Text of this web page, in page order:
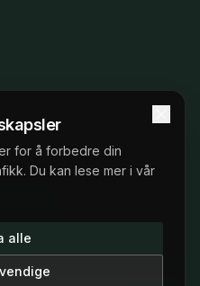
for å forbedre din
Du kan lese mer i vår
alle